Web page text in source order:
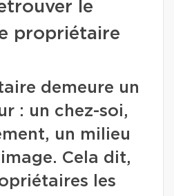
le
propriétaire
demeure un
: un chez-soi,
un milieu
Cela dit,
les